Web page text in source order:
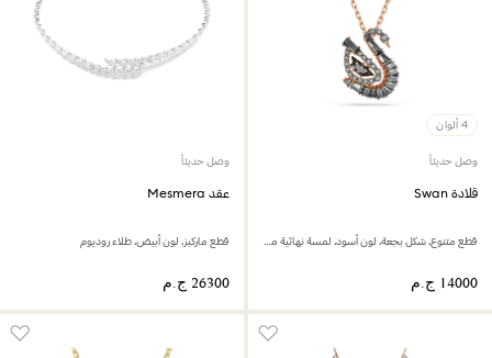
4 ألوان
وصل حديثاً
قلادة Swan
قطع متنوع، شكل بجعة، لون أسود، لمسة نهائية من الذهب الوردي عيار 18 قيراط
وصل حديثاً
عقد Mesmera
قطع ماركيز، لون أبيض، طلاء روديوم